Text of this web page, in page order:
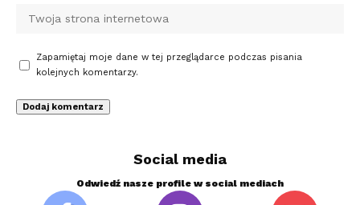
Zapamiętaj moje dane w tej przeglądarce podczas pisania
kolejnych komentarzy.
Social media
Odwiedź nasze profile w social mediach